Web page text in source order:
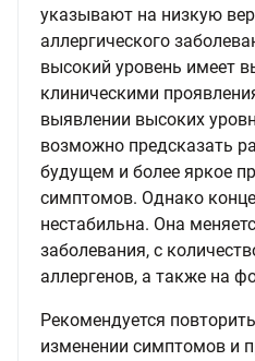
указывают на низкую
аллергического
высокий уровень имеет
клиническими
выявлении высоких
возможно предсказать
будущем и более яркое
симптомов. Однако
нестабильна. Она
заболевания, с
аллергенов, а также на
Рекомендуется
изменении симптомов и